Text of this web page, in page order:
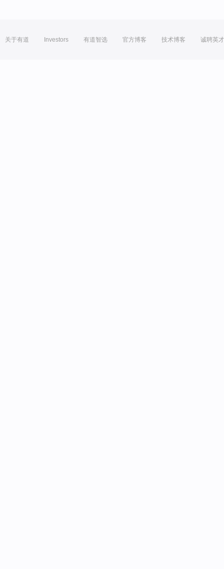
关于有道 Investors 有道智选 官方博客 技术博客 诚聘英才